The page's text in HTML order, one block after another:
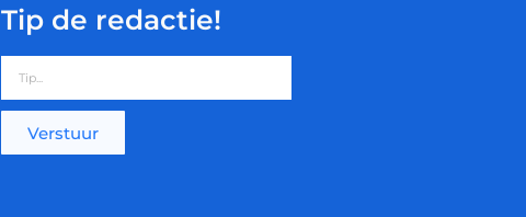
Tip de redactie!
Verstuur